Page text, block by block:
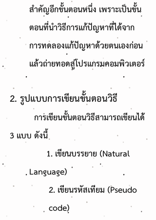
สำคัญอีกขั้นตอนหนึ่ง เพราะเป็นขั้น
ตอนที่นำวิธีการแก้ปัญหาที่ได้จาก
การทดลองแก้ปัญหาด้วยตนเองก่อน
แล้วถ่ายทอดสู่โปรแกรมคอมพิวเตอร์
2. รูปแบบการเขียนขั้นตอนวิธี
การเขียนขั้นตอนวิธีสามารถเขียนได้
3 แบบ ดังนี้
1. เขียนบรรยาย (Natural
Language)
2. เขียนรหัสเทียม (Pseudo
code)